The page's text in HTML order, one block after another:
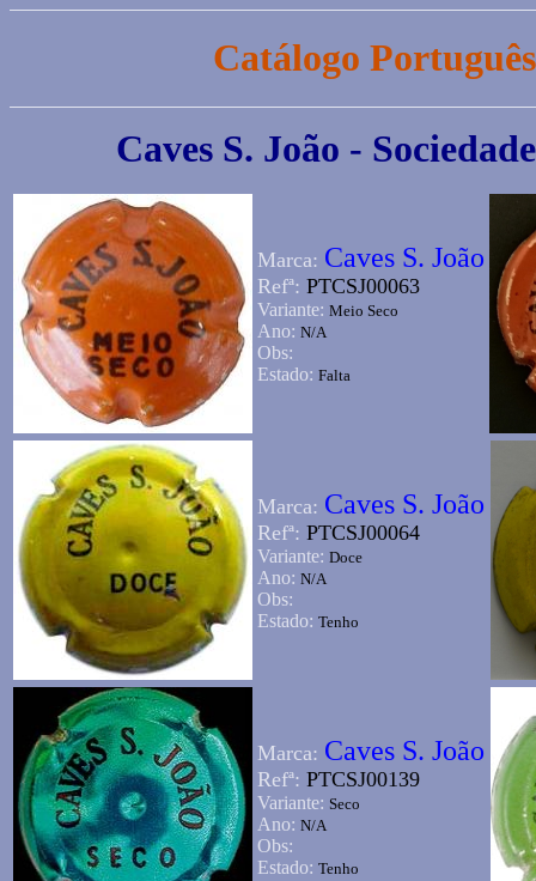
Catálogo
Caves S. João -
Marca: Caves S. João
Refª: PTCSJ00063
Variante: Meio Seco
Ano: N/A
Obs:
Estado: Falta
Marca: Caves S. João
Refª: PTCSJ00064
Variante: Doce
Ano: N/A
Obs:
Estado: Tenho
Marca: Caves S. João
Refª: PTCSJ00139
Variante: Seco
Ano: N/A
Obs:
Estado: Tenho